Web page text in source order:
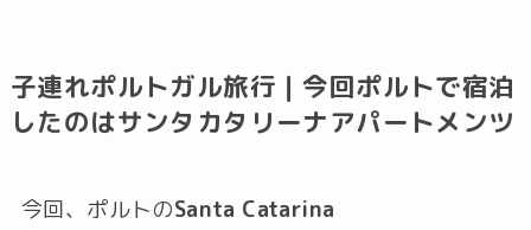
子連れポルトガル旅行｜今回ポルトで宿泊
したのはサンタカタリーナアパートメンツ
今回、ポルトのSanta Catarina